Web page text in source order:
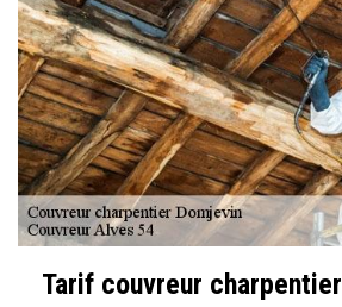
Tarif couvreur charpentier